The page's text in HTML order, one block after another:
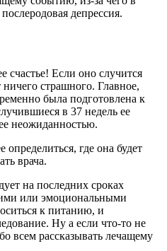
депрессия.
Если оно случится
страшного. Главное,
была подготовлена к
в 37 недель ее
неожиданностью.
где она будет
врача.
на последних сроках
или эмоциональными
к питанию, и
Ну а если что-то не
всем рассказывать лечащему